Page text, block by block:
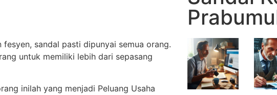
sandal pasti dipunyai semua orang.
untuk memiliki lebih dari sepasang
inilah yang menjadi Peluang Usaha